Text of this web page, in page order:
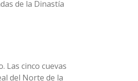
de la Dinastía
Las cinco cuevas
del Norte de la